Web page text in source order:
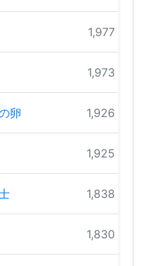
1,977 pts
1,973 pts
卵 1,926 pts
1,925 pts
1,838 pts
1,830 pts